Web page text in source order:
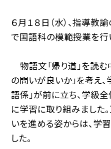
６月１８日（水）、指導
で国語科の模範授業を行
物語文「帰り道」を読む
の問いが良いか」を考え、
語係」が前に立ち、学級
に学習に取り組みました
いを進める姿からは、学
した。